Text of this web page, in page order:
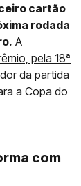
cartão
rodada
A
pela 18ª
da partida
a Copa do
com